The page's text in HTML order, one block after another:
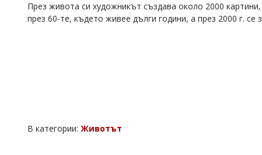
обиденПрез живота си художникът създава около 2000
през 60-те, където живее дълги години, а през 2000 г.
В категории: Животът